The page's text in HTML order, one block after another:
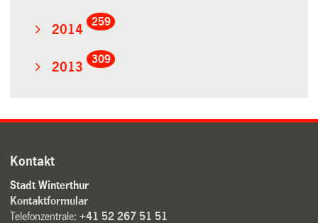
2014
259
2013
309
Kontakt
Stadt Winterthur
Kontaktformular
Telefonzentrale:+41 52 267 51 51